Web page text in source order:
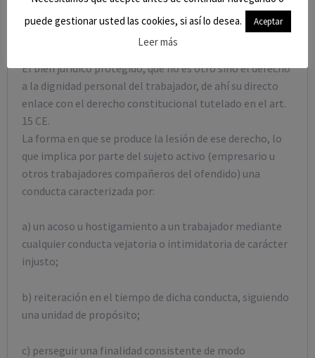
La doctrina de suplicación señala como elementos
El bien jurídico protegido, que no es otro sino el derecho
a la dignidad personal del trabajador, de ahí su directo
enlace con el derecho constitucional tutelado en el art.
15 CE.
La forma en que se produce la lesión de ese derecho, lo
que implica por parte del sujeto activo (empresario u
otros trabajadores compañeros del ofendido) una
conducta caracterizada por:
a) un acoso u hostigamiento a un trabajador mediante
cualquier conducta vejatoria o intimidatoria de carácter
injusto;
b) reiteración en el tiempo de dicha conducta, siguiendo
una unidad de propósito;
c) perseguir una finalidad consistente de modo
puede gestionar usted las cookies, si así lo desea.
Aceptar
Leer más